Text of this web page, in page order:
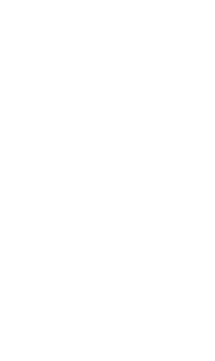
về nguồn gốc COVID-19, Đài